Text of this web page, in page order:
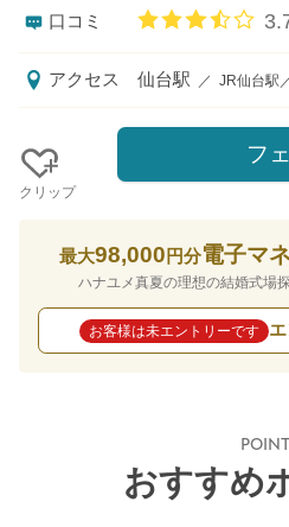
口コミ
アクセス 仙台駅 ／ JR仙台駅／JR仙台駅より車
クリップ
フ
最大98,000 円分電子マ
ハナユメ真夏の理想の結婚式場
お客様は未エントリーです
POINT
おすすめ